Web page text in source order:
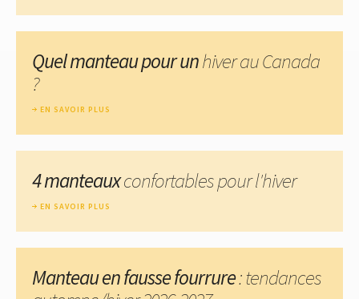
Quel manteau pour unhiver au Canada
?
EN SAVOIR PLUS
4 manteauxconfortables pour l'hiver
EN SAVOIR PLUS
Manteau en fausse fourrure: tendances